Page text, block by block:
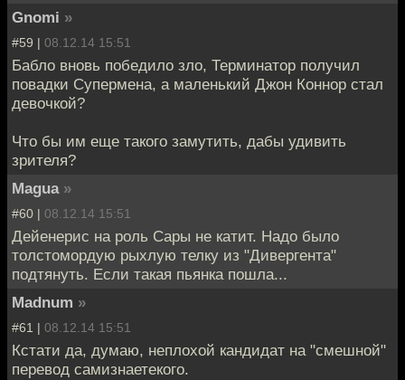
Gnomi »
#59 | 08.12.14 15:51
Бабло вновь победило зло, Терминатор получил
повадки Супермена, а маленький Джон Коннор стал
девочкой?
Что бы им еще такого замутить, дабы удивить
зрителя?
Magua »
#60 | 08.12.14 15:51
Дейенерис на роль Сары не катит. Надо было
толстомордую рыхлую телку из "Дивергента"
подтянуть. Если такая пьянка пошла...
Madnum »
#61 | 08.12.14 15:51
Кстати да, думаю, неплохой кандидат на "смешной"
перевод самизнаетекого.